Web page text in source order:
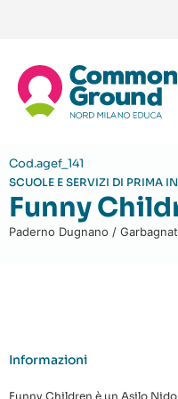
Cod.agef_141
SCUOLE E SERVIZI DI PRIMA
Funny
Paderno Dugnano /
Informazioni
Funny Children è un Asilo